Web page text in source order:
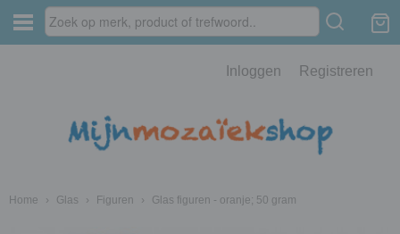
Inloggen Registreren
Home › Glas › Figuren › Glas figuren - oranje; 50 gram